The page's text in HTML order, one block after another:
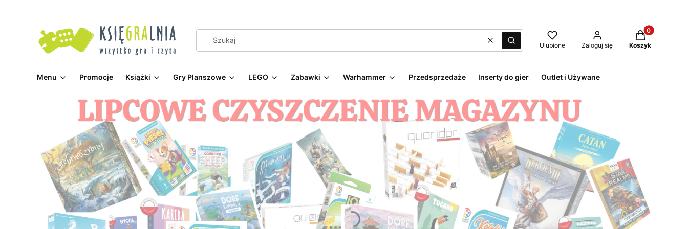
WyczyśćSzukaj Ulubione Zaloguj się
Produkty w
Koszyk
Menu Promocje Książki Gry Planszowe LEGO Zabawki Warhammer Przedsprzedaże Inserty do gier Outlet i Używane